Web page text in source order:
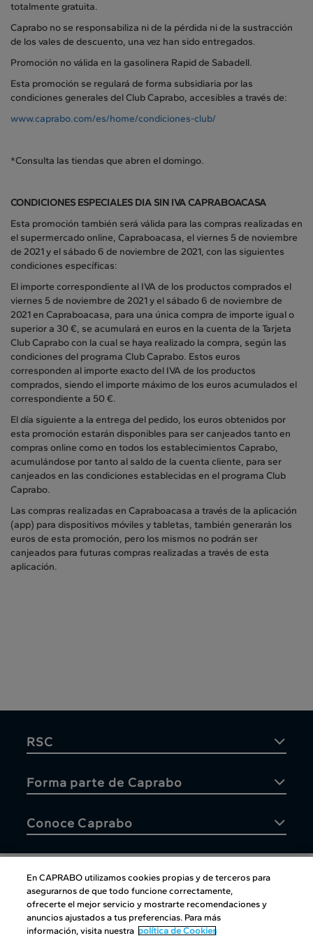
totalmente gratuita.
Caprabo no se responsabiliza ni de la pérdida ni de la sustracción
de los vales de descuento, una vez han sido entregados.
Promoción no válida en la gasolinera Rapid de Sabadell.
Esta promoción se regulará de forma subsidiaria por las
condiciones generales del Club Caprabo, accesibles a través de:
www.caprabo.com/es/home/condiciones-club/
*Consulta las tiendas que abren el domingo.
CONDICIONES ESPECIALES DIA SIN IVA CAPRABOACASA
Esta promoción también será válida para las compras realizadas en
el supermercado online, Capraboacasa, el viernes 5 de noviembre
de 2021 y el sábado 6 de noviembre de 2021, con las siguientes
condiciones específicas:
El importe correspondiente al IVA de los productos comprados el
viernes 5 de noviembre de 2021 y el sábado 6 de noviembre de
2021 en Capraboacasa, para una única compra de importe igual o
superior a 30 €, se acumulará en euros en la cuenta de la Tarjeta
Club Caprabo con la cual se haya realizado la compra, según las
condiciones del programa Club Caprabo. Estos euros
corresponden al importe exacto del IVA de los productos
comprados, siendo el importe máximo de los euros acumulados el
correspondiente a 50 €.
El día siguiente a la entrega del pedido, los euros obtenidos por
esta promoción estarán disponibles para ser canjeados tanto en
compras online como en todos los establecimientos Caprabo,
acumulándose por tanto al saldo de la cuenta cliente, para ser
canjeados en las condiciones establecidas en el programa Club
Caprabo.
Las compras realizadas en Capraboacasa a través de la aplicación
(app) para dispositivos móviles y tabletas, también generarán los
euros de esta promoción, pero los mismos no podrán ser
canjeados para futuras compras realizadas a través de esta
aplicación.
RSC
Forma parte de Caprabo
Conoce Caprabo
Atención al cliente
En CAPRABO utilizamos cookies propias y de terceros para
asegurarnos de que todo funcione correctamente,
ofrecerte el mejor servicio y mostrarte recomendaciones y
anuncios ajustados a tus preferencias. Para más
información, visita nuestra política de Cookies